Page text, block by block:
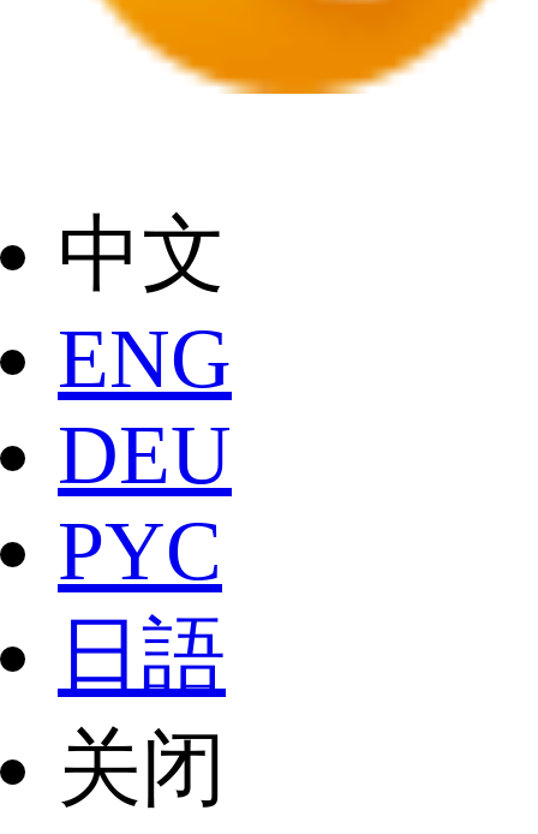
中文
ENG
DEU
РYC
日語
关闭